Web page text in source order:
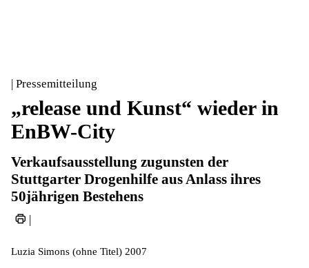
| Pressemitteilung
„release und Kunst“ wieder in
EnBW-City
Verkaufsausstellung zugunsten der
Stuttgarter Drogenhilfe aus Anlass ihres
50jährigen Bestehens
|
Luzia Simons (ohne Titel) 2007